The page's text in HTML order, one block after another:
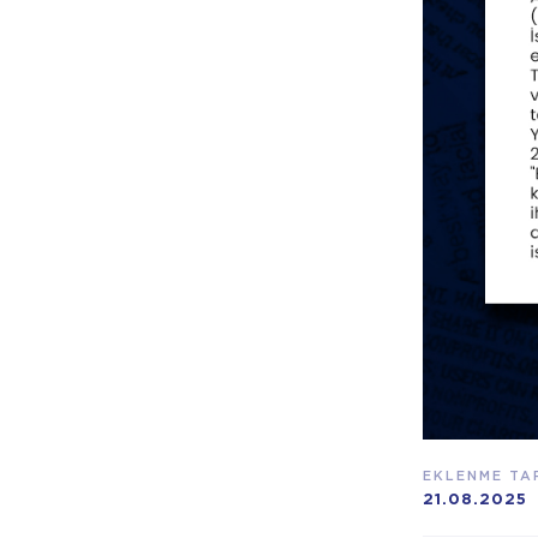
EKLENME
21.08.2025